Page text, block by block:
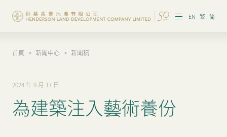
EN 繁 简
集團概覽
投資者資訊
香港物業
首頁 > 新聞中心 > 新聞稿
2024 年 9 月 17 日
為建築注入藝術養份